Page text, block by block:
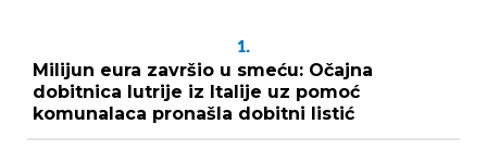
1.
Milijun eura završio u smeću: Očajna
dobitnica lutrije iz Italije uz pomoć
komunalaca pronašla dobitni listić